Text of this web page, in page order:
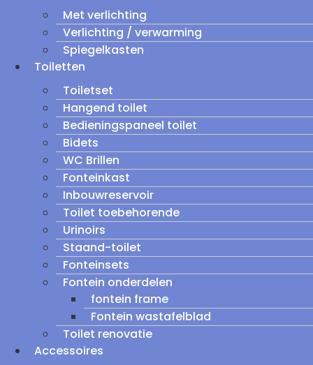
Met verlichting
Verlichting / verwarming
Spiegelkasten
Toiletten
Toiletset
Hangend toilet
Bedieningspaneel toilet
Bidets
WC Brillen
Fonteinkast
Inbouwreservoir
Toilet toebehorende
Urinoirs
Staand-toilet
Fonteinsets
Fontein onderdelen
fontein frame
Fontein wastafelblad
Toilet renovatie
Accessoires